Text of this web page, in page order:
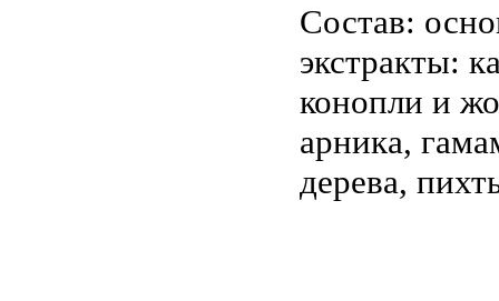
Состав:
экстракты:
конопли и
арника,
дерева,